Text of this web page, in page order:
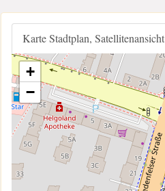
Karte Stadtplan, Satellitenansicht
+
−